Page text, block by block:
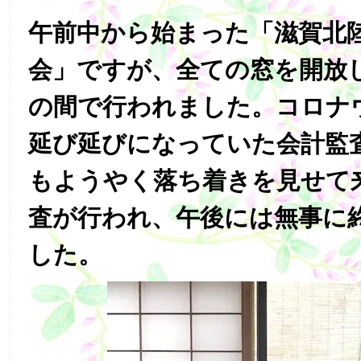
午前中から始まった「滋賀北
会」ですが、全ての窓を開放
の間で行われました。コロナ
延び延びになっていた会計監
もようやく落ち着きを見せて
査が行われ、午後には無事に
した。